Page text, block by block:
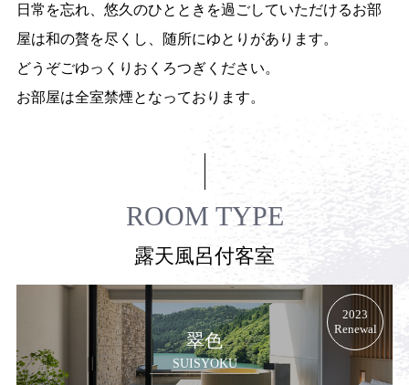
客室タイプから予約
空室状況
0957-73-2588 (9:00 - 12:00、13:00 - 19:00)
日常を忘れ、悠久のひとときを過ごしていただけるお部
屋は和の贅を尽くし、随所にゆとりがあります。
どうぞごゆっくりおくろつぎください。
お部屋は全室禁煙となっております。
ROOM TYPE
露天風呂付客室
2023
Renewal
翠色
SUISYOKU